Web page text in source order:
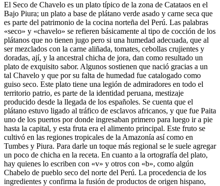
El Seco de Chavelo es un plato típico de la zona de Catataos en el
Bajo Piura; un plato a base de plátano verde asado y carne seca que
es parte del patrimonio de la cocina norteña del Perú. Las palabras
«seco» y «chavelo» se refieren básicamente al tipo de cocción de los
plátanos que no tienen jugo pero si una humedad adecuada, que al
ser mezclados con la carne aliñada, tomates, cebollas crujientes y
doradas, ají, y la ancestral chicha de jora, dan como resultado un
plato de exquisito sabor. Algunos sostienen que nació gracias a un
tal Chavelo y que por su falta de humedad fue catalogado como
guiso seco. Este plato tiene una legión de admiradores en todo el
territorio patrio, es parte de la identidad peruana, mestizaje
producido desde la llegada de los españoles. Se cuenta que el
plátano estuvo ligado al tráfico de esclavos africanos, y que fue Paita
uno de los puertos por donde ingresaban primero para luego ir a pie
hasta la capital, y esta fruta era el alimento principal. Este fruto se
cultivó en las regiones tropicales de la Amazonía así como en
Tumbes y Piura. Para darle un toque más regional se le suele agregar
un poco de chicha en la receta. En cuanto a la ortografía del plato,
hay quienes lo escriben con «v» y otros con «b», como algún
Chabelo de pueblo seco del norte del Perú. La procedencia de los
ingredientes y confirma la fusión de productos de origen hispano,